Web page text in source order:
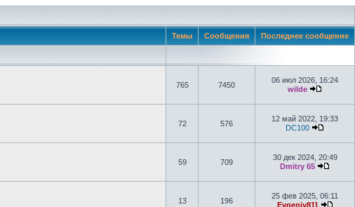
Темы Сообщения Последнее сообщение
765 7450
06 июл 2026, 16:24
wilde
72 576
12 май 2022, 19:33
DC100
59 709
30 дек 2024, 20:49
Dmitry 65
13 196
25 фев 2025, 06:11
Evgeniy811